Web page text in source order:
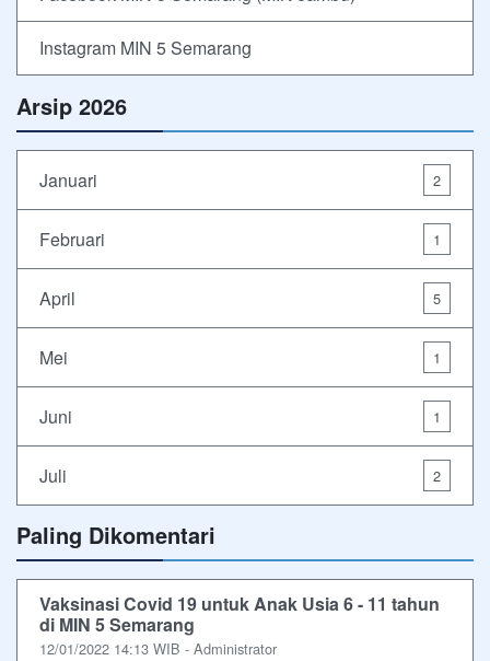
Instagram MIN 5 Semarang
Arsip 2026
Januari 2
Februari 1
April 5
Mei 1
Juni 1
Juli 2
Paling Dikomentari
Vaksinasi Covid 19 untuk Anak Usia 6 - 11 tahun
di MIN 5 Semarang
12/01/2022 14:13 WIB - Administrator